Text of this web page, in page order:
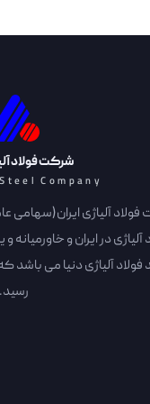
شرکت فولاد
Company
آلیاژی ایران(سهامی
آلیاژی در ایران و
رسید.